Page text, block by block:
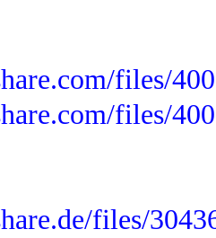
files/
files/
files/